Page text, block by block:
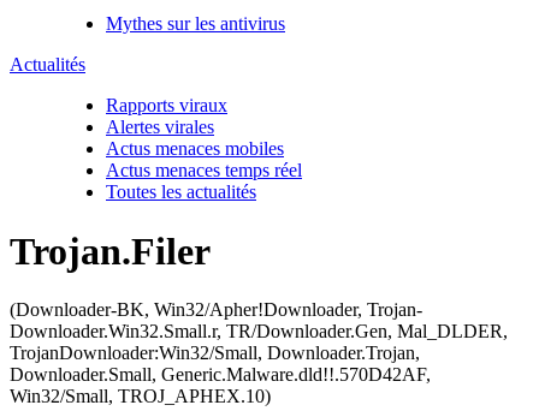
Mythes sur les antivirus
Actualités
Rapports viraux
Alertes virales
Actus menaces mobiles
Actus menaces temps réel
Toutes les actualités
Trojan.Filer
(Downloader-BK, Win32/Apher!Downloader, Trojan-
Downloader.Win32.Small.r, TR/Downloader.Gen, Mal_DLDER,
TrojanDownloader:Win32/Small, Downloader.Trojan,
Downloader.Small, Generic.Malware.dld!!.570D42AF,
Win32/Small, TROJ_APHEX.10)